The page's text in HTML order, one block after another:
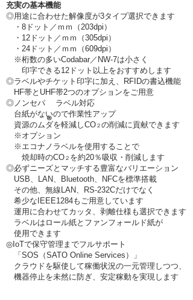
充実の基本機能
◎用途に合わせた解像度が3タイプ選択できます
・8 ドット／ｍｍ（203dpi）
・ 12 ドット／ｍｍ
（305dpi）
・24 ドット／ｍｍ（609dpi）
※桁数の多いCodabar／NW-7は小さく
印字できる12ドット以上をおすすめします
◎ラベルやチケット印字に加え、RFIDの書込機能
HF帯とUHF帯2つのオプションをご用意
◎ノンセパ ラベル対応
台紙がないので作業性アップ
資源のムダを軽減しCO ２ の削減に貢献できます
※オプション
※エコナノラベルを使用することで
焼却時のCO ２ を約20％吸収・削減します
◎必ずニーズとマッチする豊富なバリエーション
USB、LAN、Bluetooth、NFCを標準搭載
その他、無線LAN、RS-232Cだけでなく
希少なIEEE1284もご用意しています
運用に合わせてカッタ、剥離仕様も選択できます
ラベルはロール紙とファンフォールド紙が
使用できます
◎IoTで保守管理までフルサポート
「SOS（SATO Online Services）」
クラウドを駆使して稼働状況の一元管理しつつ、
機器停止を未然に防ぎ、安定稼動を実現します
®